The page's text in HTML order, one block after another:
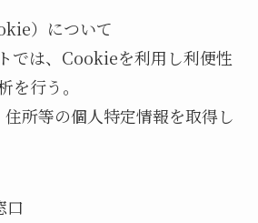
）について
では、Cookieを利用し利便性
を行う。
所等の個人特定情報を取得し
口